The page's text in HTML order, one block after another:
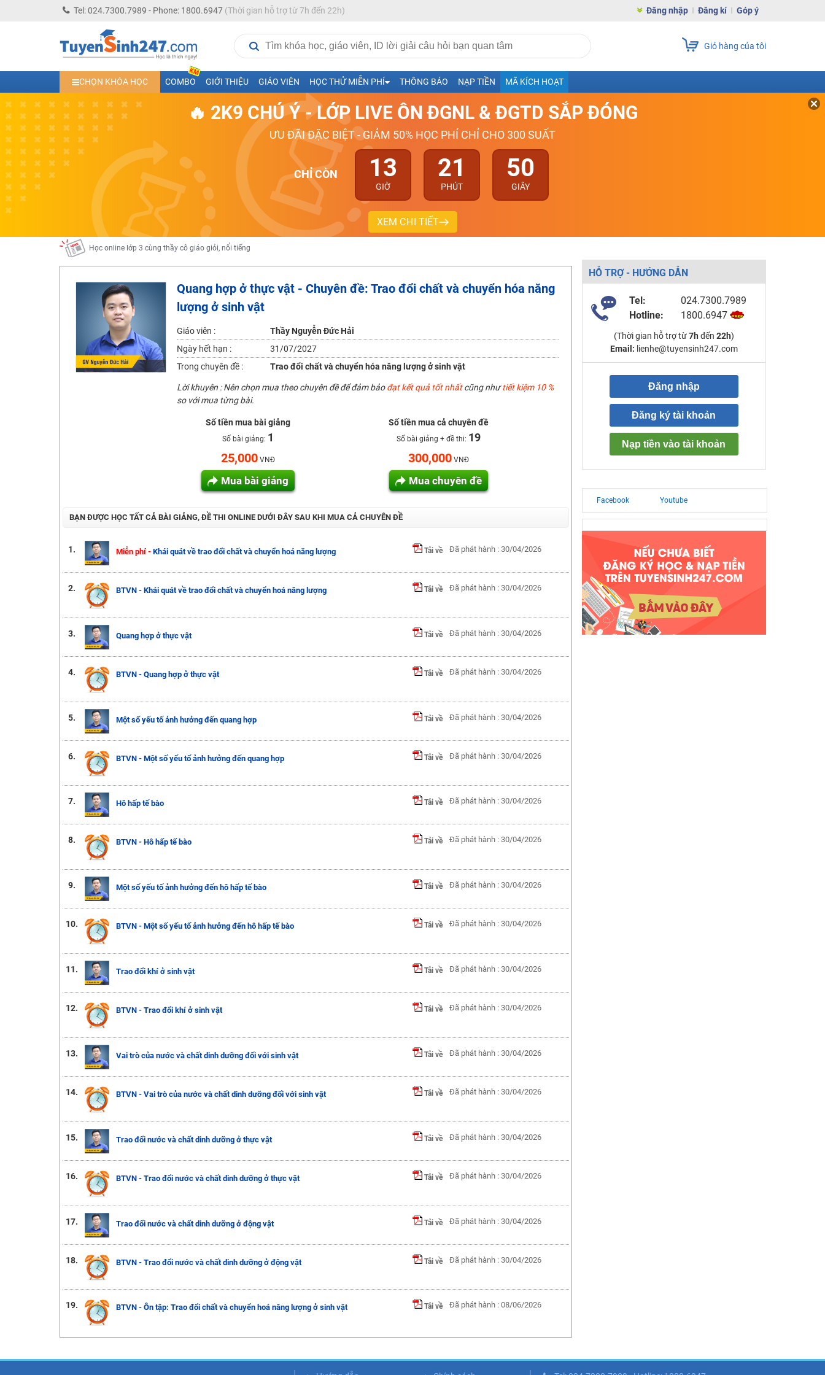
Tel: 024.7300.7989 - Phone: 1800.6947(Thời gian hỗ trợ từ 7h đến 22h) Đăng nhập Đăng kí Góp ý
Giỏ hàng của tôi
CHỌN KHÓA HỌC COMBO GIỚI THIỆU GIÁO VIÊN HỌC THỬ MIỄN PHÍ THÔNG BÁO NẠP TIỀN MÃ KÍCH HOẠT
🔥 2K9 CHÚ Ý - LỚP LIVE ÔN ĐGNL & ĐGTD SẮP ĐÓNG
ƯU ĐÃI ĐẶC BIỆT - GIẢM 50% HỌC PHÍ CHỈ CHO 300 SUẤT
CHỈ CÒN 13
GIỜ
21
PHÚT
49
GIÂY
XEM CHI TIẾT
Học trực tuyến lớp 10 các môn Toán - Lý - Hóa - Văn - Anh- Sinh-Sử-Địa cùng Thầy Cô giỏi, nổi tiếng
Học online trực tuyến cấp Tiểu học và THCS năm học 2026-2027
Học online lớp 5 cùng thầy cô giáo giỏi, nổi tiếng
Học online lớp 7 cùng thầy cô giáo giỏi
Học online lớp 6 cùng thầy cô giỏi, nổi tiếng
Học online lớp 8 cùng thầy cô giáo giỏi
2K13! Bứt Phá Lớp 5 Năm Học 2023 - 2024
Học online lớp 4 cùng thầy cô giáo giỏi, nổi tiếng
Học online lớp 3 cùng thầy cô giáo giỏi, nổi tiếng
Học online lớp 2 với thầy cô giáo giỏi, nổi tiếng
2K6! Lộ Trình Sun 2024 - Ba bước luyện thi TN THPT - ĐH ít nhất 25 điểm
Hot! Lễ hội đồng giá 449K - 499K toàn bộ khoá học tại Tuyensinh247 (Từ 16-18/07/2025)
Khuyến Mãi Khoá Học 1K Chỉ Từ 11-13/09/2024
Đồng giá khóa học 499K - 399K (13/11-15/11)
Khai giảng các khóa lớp 9 Toán - Lý - Hóa - Văn - Anh năm 2018
Luyện thi vào lớp 10 môn Toán, Văn, Hóa, Anh, Lý với giáo viên giỏi và nổi tiếng
Quang hợp ở thực vật - Chuyên đề: Trao đổi chất và chuyển hóa năng
lượng ở sinh vật
Giáo viên :
Thầy Nguyễn Đức Hải
Ngày hết hạn :
31/07/2027
Trong chuyên đề :
Trao đổi chất và chuyển hóa năng lượng ở sinh vật
Lời khuyên : Nên chọn mua theo chuyên đề để đảm bảođạt kết quả tốt nhấtcũng nhưtiết kiệm 10 %
so với mua từng bài.
Số tiền mua bài giảng
Số bài giảng: 1
25,000VNĐ
Mua bài giảng
Số tiền mua cả chuyên đề
Số bài giảng + đề thi: 19
300,000 VNĐ
Mua chuyên đề
BẠN ĐƯỢC HỌC TẤT CẢ BÀI GIẢNG, ĐỀ THI ONLINE DƯỚI ĐÂY SAU KHI MUA CẢ CHUYÊN ĐỀ
1. Miễn phí - Khái quát về trao đổi chất và chuyển hoá năng lượng Tải về Đã phát hành : 30/04/2026
2. BTVN - Khái quát về trao đổi chất và chuyển hoá năng lượng Tải về Đã phát hành : 30/04/2026
3. Quang hợp ở thực vật Tải về Đã phát hành : 30/04/2026
4. BTVN - Quang hợp ở thực vật Tải về Đã phát hành : 30/04/2026
5. Một số yếu tố ảnh hưởng đến quang hợp Tải về Đã phát hành : 30/04/2026
6. BTVN - Một số yếu tố ảnh hưởng đến quang hợp Tải về Đã phát hành : 30/04/2026
7. Hô hấp tế bào Tải về Đã phát hành : 30/04/2026
8. BTVN - Hô hấp tế bào Tải về Đã phát hành : 30/04/2026
9. Một số yếu tố ảnh hưởng đến hô hấp tế bào Tải về Đã phát hành : 30/04/2026
10. BTVN - Một số yếu tố ảnh hưởng đến hô hấp tế bào Tải về Đã phát hành : 30/04/2026
11. Trao đổi khí ở sinh vật Tải về Đã phát hành : 30/04/2026
12. BTVN - Trao đổi khí ở sinh vật Tải về Đã phát hành : 30/04/2026
13. Vai trò của nước và chất dinh dưỡng đối với sinh vật Tải về Đã phát hành : 30/04/2026
14. BTVN - Vai trò của nước và chất dinh dưỡng đối với sinh vật Tải về Đã phát hành : 30/04/2026
15. Trao đổi nước và chất dinh dưỡng ở thực vật Tải về Đã phát hành : 30/04/2026
16. BTVN - Trao đổi nước và chất dinh dưỡng ở thực vật Tải về Đã phát hành : 30/04/2026
17. Trao đổi nước và chất dinh dưỡng ở động vật Tải về Đã phát hành : 30/04/2026
18. BTVN - Trao đổi nước và chất dinh dưỡng ở động vật Tải về Đã phát hành : 30/04/2026
19. BTVN - Ôn tập: Trao đổi chất và chuyển hoá năng lượng ở sinh vật Tải về Đã phát hành : 08/06/2026
HỖ TRỢ - HƯỚNG DẪN
Tel:
024.7300.7989
Hotline:
1800.6947
(Thời gian hỗ trợ từ7h đến 22h)
Email: lienhe@tuyensinh247.com
Đăng nhập
Đăng ký tài khoản
Nạp tiền vào tài khoản
Facebook Youtube